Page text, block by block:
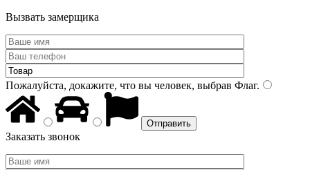
Вызвать замерщика
Пожалуйста, докажите, что вы человек, выбрав Флаг.
Заказать звонок